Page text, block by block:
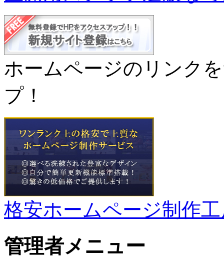
ホームページのリンク
プ！
格安ホームページ制作
管理者メニュー